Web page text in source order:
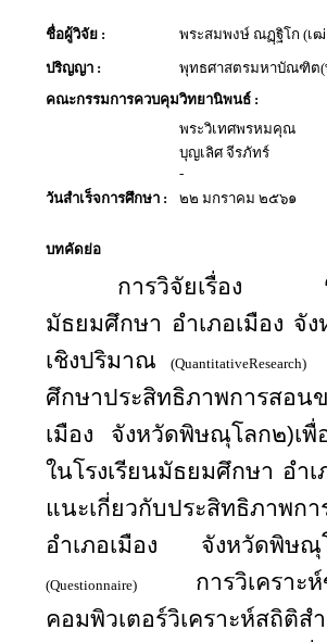
ชื่อผู้วิจัย : พระสมพงษ์ ณฏฺฐิโก (เฒ่
ปริญญา :
พุทธศาสตรมหาบัณฑิต(
คณะกรรมการควบคุมวิทยานิพนธ์ :
พระวิเทศพรหมคุณ
บุญเลิศ จีรภัทร์
-
วันสำเร็จการศึกษา :
๒๒ มกราคม ๒๕๖๑
บทคัดย่อ
การวิจัยเรื่อง
มัธยมศึกษา อำเภอเมือง จั
เชิงปริมาณ(QuantitativeResearch)
ศึกษาประสิทธิภาพการสอ
เมือง จังหวัดพิษณุโลก๒)เพื่
ในโรงเรียนมัธยมศึกษา อำ
แนะเกี่ยวกับประสิทธิภาพก
อำเภอเมือง จังหวัดพิษณุ
(Questionnaire) การวิเครา
คอมพิวเตอร์วิเคราะห์สถิติส